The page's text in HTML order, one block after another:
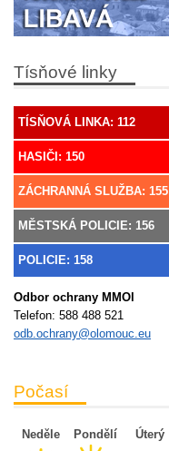
Tísňové linky
TÍSŇOVÁ LINKA: 112
HASIČI: 150
ZÁCHRANNÁ SLUŽBA: 155
MĚSTSKÁ POLICIE: 156
POLICIE: 158
Odbor ochrany MMOl
Telefon: 588 488 521
odb.ochrany@olomouc.eu
Počasí
Neděle Pondělí Úterý